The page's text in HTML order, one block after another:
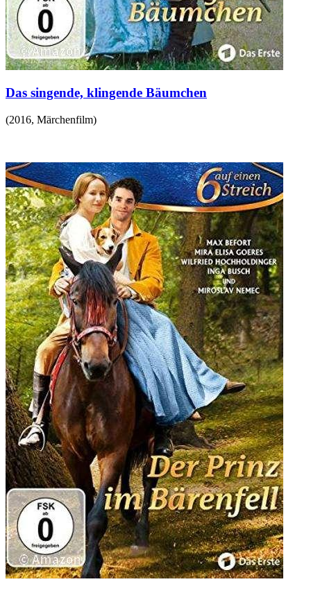
Das singende, klingende Bäumchen
(2016, Märchenfilm)